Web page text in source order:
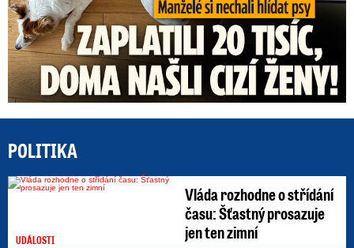
POLITIKA
UDÁLOSTI
Vláda rozhodne o střídání
času: Šťastný prosazuje
jen ten zimní